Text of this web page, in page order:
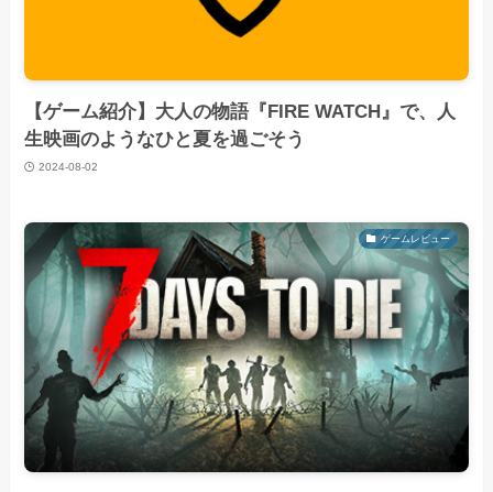
【ゲーム紹介】大人の物語『FIRE WATCH』で、人
生映画のようなひと夏を過ごそう
2024-08-02
ゲームレビュー